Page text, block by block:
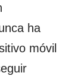
ha
móvil